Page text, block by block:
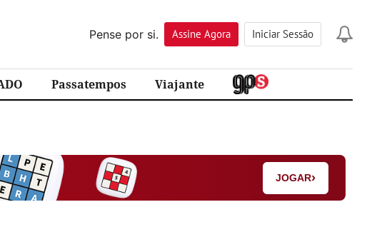
Pense por si.
Assine Agora Iniciar Sessão
Passatempos Viajante
JOGAR›